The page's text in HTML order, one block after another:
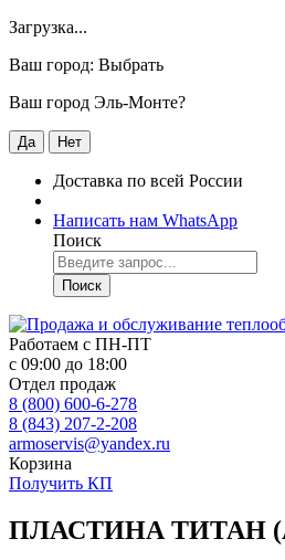
Загрузка...
Ваш город: Выбрать
Ваш город Эль-Монте?
Да Нет
Доставка по всей России
Написать нам WhatsApp
Поиск
Поиск
Работаем с ПН-ПТ
с 09:00 до 18:00
Отдел продаж
8 (800) 600-6-278
8 (843) 207-2-208
armoservis@yandex.ru
Корзина
Получить КП
ПЛАСТИНА ТИТАН